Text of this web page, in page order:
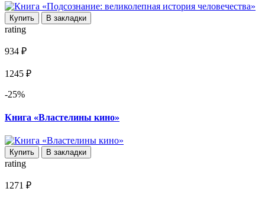
Купить В закладки
rating
934 ₽
1245 ₽
-25%
Книга «Властелины кино»
Купить В закладки
rating
1271 ₽